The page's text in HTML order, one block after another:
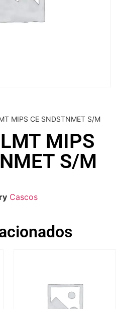
MIPS CE SNDSTNMET S/M
MIPS
S/M
Cascos